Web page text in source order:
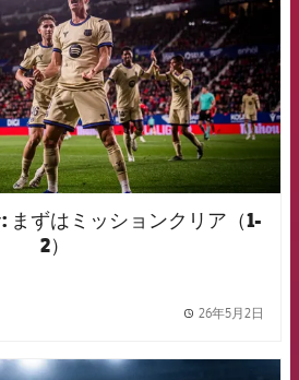
まずはミッションクリア（1-
2）
26年5月2日
FCB Barcelona badge